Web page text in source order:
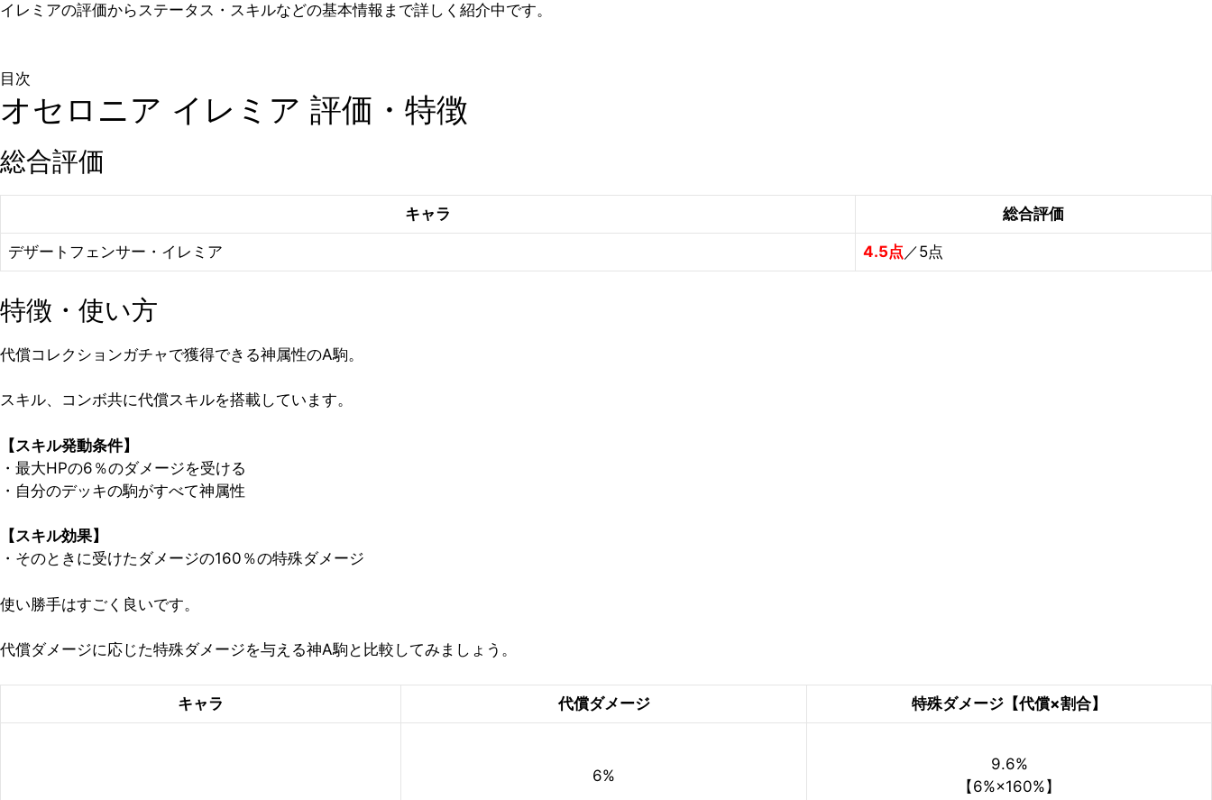
イレミアの評価からステータス・スキルなどの基本情報まで詳しく紹介中です。
目次
オセロニア イレミア 評価・特徴
総合評価
キャラ 総合評価
デザートフェンサー・イレミア 4.5点 ／5点
特徴・使い方
代償コレクションガチャで獲得できる神属性のA駒。
スキル、コンボ共に代償スキルを搭載しています。
【スキル発動条件】
・最大HPの6％のダメージを受ける
・自分のデッキの駒がすべて神属性
【スキル効果】
・そのときに受けたダメージの160％の特殊ダメージ
使い勝手はすごく良いです。
代償ダメージに応じた特殊ダメージを与える神A駒と比較してみましょう。
キャラ 代償ダメージ 特殊ダメージ【代償×割合】
6%
9.6%
【6%×160%】